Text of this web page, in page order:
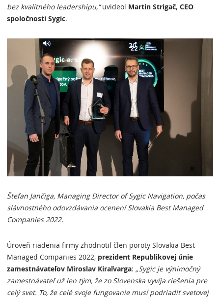
bez kvalitného leadershipu,“uvideol Martin Strigač, CEO
spoločnosti Sygic.
Štefan Jančiga, Managing Director of Sygic Navigation, počas
slávnostného odovzdávania ocenení Slovakia Best Managed
Companies 2022.
Úroveň riadenia firmy zhodnotil člen poroty Slovakia Best
Managed Companies 2022, prezident Republikovej únie
zamestnávateľov Miroslav Kiraľvarga: „Sygic je výnimočný
zamestnávateľ už len tým, že zo Slovenska vyvíja riešenia pre
celý svet. To, že celé svoje fungovanie musí podriadiť svetovej